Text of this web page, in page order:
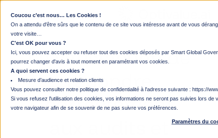
Coucou c’est nous… Les Cookies !
On a attendu d'être sûrs que le contenu de ce site vous intéresse avant de vous
votre visite…
C'est OK pour vous ?
Ici, vous pouvez accepter ou refuser tout des cookies déposés par Smart Global
pourrez changer d'avis à tout moment en paramétrant vos cookies.
A quoi servent ces cookies ?
Mesure d’audience et relation clients
Vous pouvez consulter notre politique de confidentialité à l'adresse suivante : https://
Si vous refusez l'utilisation des cookies, vos informations ne seront pas suivies lors
votre navigateur afin de se souvenir de ne pas suivre vos préférences.
Paramètres du
Équipes Sécurité
La satisfaction de
répondre
correctement